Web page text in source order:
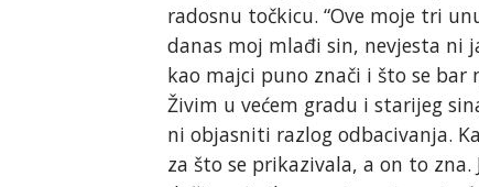
radosnu točkicu. “Ove moje tri
danas moj mlađi sin, nevjesta ni
kao majci puno znači i što se
Živim u većem gradu i starijeg
ni objasniti razlog odbacivanja.
za što se prikazivala, a on to